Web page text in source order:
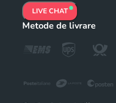
LIVE CHAT
Metode de livrare